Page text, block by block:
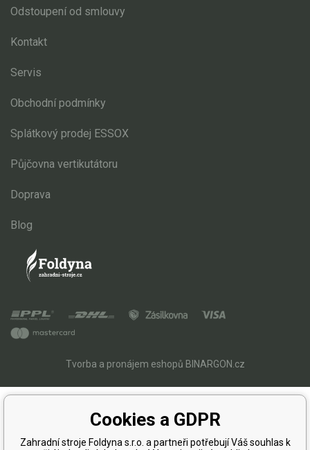
Odstoupení od smlouvy
Kontakt
Servis
Obchodní podmínky
Splátkový prodej ESSOX
Půjčovna vertikutátoru
Doprava
Blog
Tvorba a pronájem eshopů BINARGON.cz
Cookies a GDPR
Zahradní stroje Foldyna s.r.o. a partneři potřebují Váš souhlas k